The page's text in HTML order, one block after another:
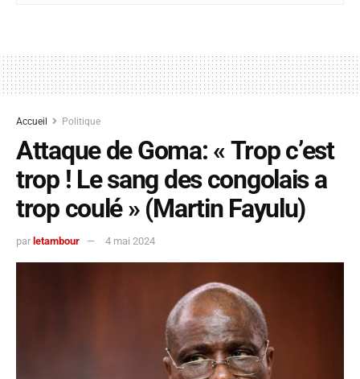
Accueil Politique
Attaque de Goma: « Trop c’est
trop ! Le sang des congolais a
trop coulé » (Martin Fayulu)
par letambour 4 mai 2024